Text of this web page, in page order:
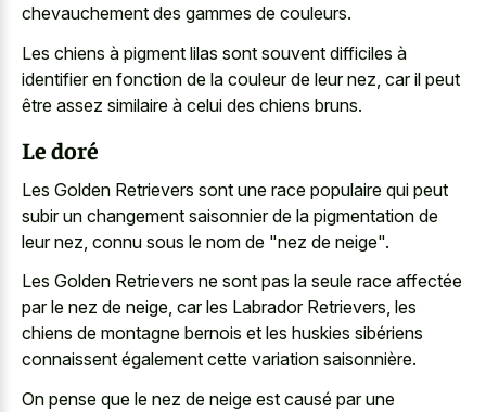
chevauchement des gammes de couleurs.
Les chiens à pigment lilas sont souvent difficiles à
identifier en fonction de la couleur de leur nez, car il peut
être assez similaire à celui des chiens bruns.
Le doré
Les Golden Retrievers sont une race populaire qui peut
subir un changement saisonnier de la pigmentation de
leur nez, connu sous le nom de "nez de neige".
Les Golden Retrievers ne sont pas la seule race affectée
par le nez de neige, car les Labrador Retrievers, les
chiens de montagne bernois et les huskies sibériens
connaissent également cette variation saisonnière.
On pense que le nez de neige est causé par une